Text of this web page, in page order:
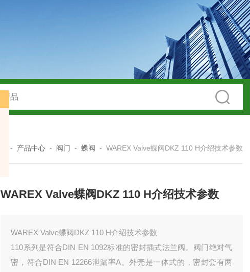
- 产品中心 - 阀门 - 蝶阀 - WAREX Valve蝶阀DKZ 110 H介绍技术参数
WAREX Valve蝶阀DKZ 110 H介绍技术参数
WAREX Valve蝶阀DKZ 110 H介绍技术参数
110系列是符合DIN EN 1092标准的密封插式法兰阀。阀门绝对气
密，符合DIN EN 12266泄漏率A。外壳是一体式的，密封套有两